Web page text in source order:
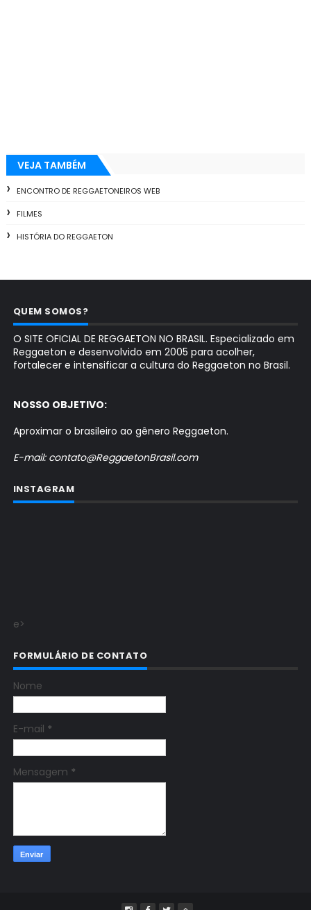
VEJA TAMBÉM
ENCONTRO DE REGGAETONEIROS WEB
FILMES
HISTÓRIA DO REGGAETON
QUEM SOMOS?
O SITE OFICIAL DE REGGAETON NO BRASIL. Especializado em
Reggaeton e desenvolvido em 2005 para acolher,
fortalecer e intensificar a cultura do Reggaeton no Brasil.
NOSSO OBJETIVO:
Aproximar o brasileiro ao gênero Reggaeton.
E-mail: contato@ReggaetonBrasil.com
INSTAGRAM
e>
FORMULÁRIO DE CONTATO
Nome
E-mail *
Mensagem *